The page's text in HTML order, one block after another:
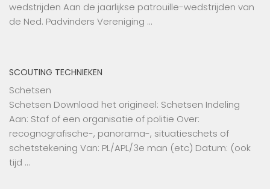
wedstrijden Aan de jaarlijkse patrouille-wedstrijden van
de Ned. Padvinders Vereniging …
SCOUTING TECHNIEKEN
Schetsen
Schetsen Download het origineel: Schetsen Indeling
Aan: Staf of een organisatie of politie Over:
recognografische-, panorama-, situatieschets of
schetstekening Van: PL/APL/3e man (etc) Datum: (ook
tijd …